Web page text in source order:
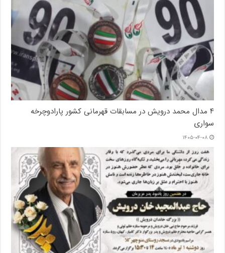
۴ مدال محمد درویش در مسابقات قهرمانی کشور پارادوچرخه
سواری
۱۴۰۵-۰۴-۰۸